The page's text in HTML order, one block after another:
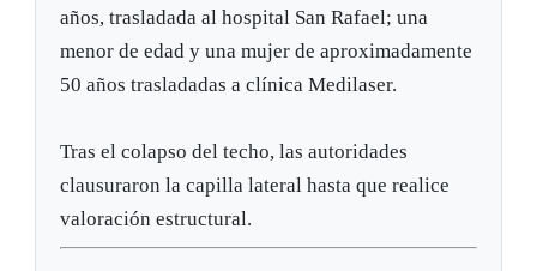
años, trasladada al hospital San Rafael; una
menor de edad y una mujer de aproximadamente
50 años trasladadas a clínica Medilaser.
Tras el colapso del techo, las autoridades
clausuraron la capilla lateral hasta que realice
valoración estructural.